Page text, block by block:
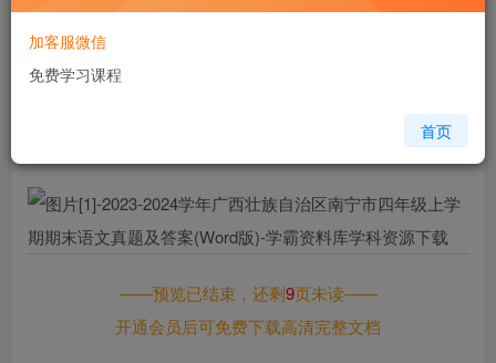
暂时无法购买，请与站长联系
64.10 KB
——预览已结束，还剩9页未读——
开通会员后可免费下载高清完整文档
加客服微信
免费学习课程
首页